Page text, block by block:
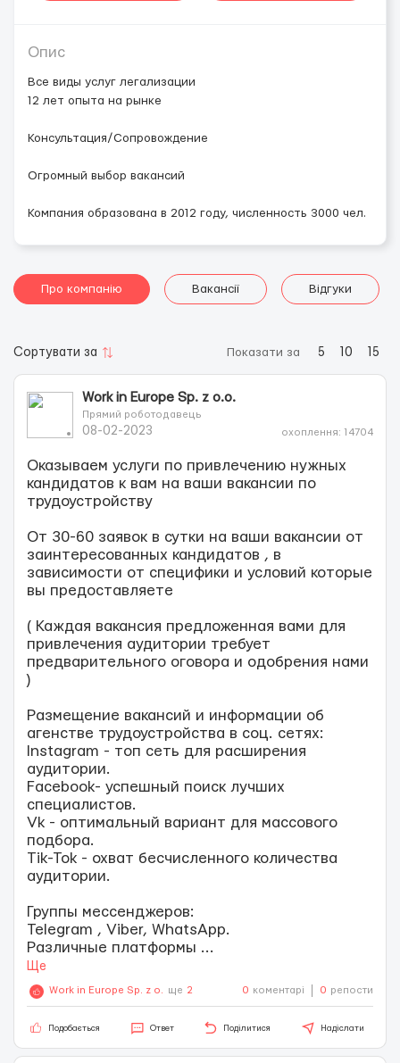
Опис
Все виды услуг легализации
12 лет опыта на рынке
Консультация/Сопровождение
Огромный выбор вакансий
Компания образована в 2012 году, численность 3000 чел.
Про компанію Вакансії Відгуки
Сортувати за Показати за 5 10 15
Work in Europe Sp. z o.o.
Прямий роботодавець
08-02-2023 охоплення: 14704
Оказываем услуги по привлечению нужных
кандидатов к вам на ваши вакансии по
трудоустройству
От 30-60 заявок в сутки на ваши вакансии от
заинтересованных кандидатов , в
зависимости от специфики и условий которые
вы предоставляете
( Каждая вакансия предложенная вами для
привлечения аудитории требует
предварительного оговора и одобрения нами
)
Размещение вакансий и информации об
агенстве трудоустройства в соц. сетях:
Instagram - топ сеть для расширения
аудитории.
Facebook- успешный поиск лучших
специалистов.
Vk - оптимальный вариант для массового
подбора.
Tik-Tok - охват бесчисленного количества
аудитории.
Группы мессенджеров:
Telegram , Viber, WhatsApp.
Различные платформы ...
Ще
Work in Europe Sp. z o.o.ще 2 0 коментарі 0 репости
Подобається Ответ Поділитися Надіслати